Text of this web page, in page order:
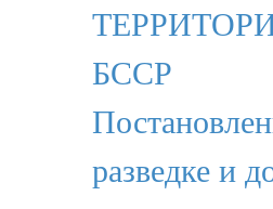
БССР
разведке и